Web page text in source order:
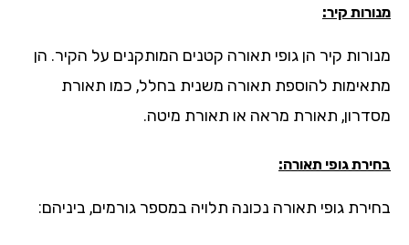
קיר:
קיר הן גופי תאורה קטנים המותקנים על הקיר. הן
להוספת תאורה משנית בחלל, כמו תאורת
תאורת מראה או תאורת מיטה.
גופי תאורה:
גופי תאורה נכונה תלויה במספר גורמים, ביניהם: